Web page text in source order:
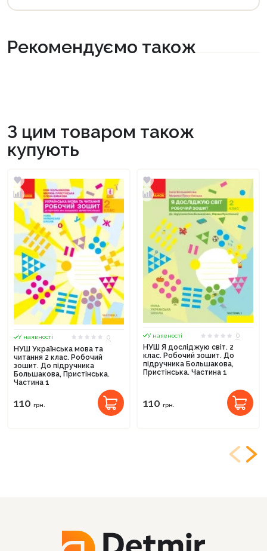
Рекомендуємо також
З цим товаром також
купують
У наявності
0
НУШ Українська мова та
читання 2 клас. Робочий
зошит. До підручника
Большакова, Пристінська.
Частина 1
110 грн.
У наявності
0
НУШ Я досліджую світ. 2
клас. Робочий зошит. До
підручника Большакова,
Пристінська. Частина 1
110 грн.